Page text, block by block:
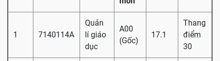
1 7140114A
Quản
lí giáo
dục
A00
(Gốc)
17.1
Thang
điểm
30